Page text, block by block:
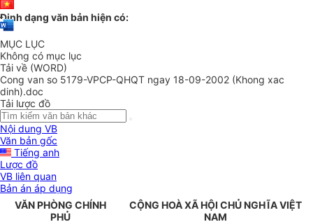
Định dạng văn bản hiện có:
MỤC LỤC
Không có mục lục
Tải về (WORD)
Cong van so 5179-VPCP-QHQT ngay 18-09-2002 (Khong xac
dinh).doc
Tải lược đồ
Nội dung VB
Văn bản gốc
Tiếng anh
Lược đồ
VB liên quan
Bản án áp dụng
VĂN PHÒNG CHÍNH
PHỦ
CỘNG HOÀ XÃ HỘI CHỦ NGHĨA VIỆT
NAM